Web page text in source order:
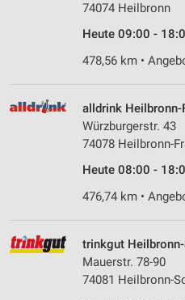
74074 Heilbronn
Heute 09:00 -
478,56 km •
alldrink Heilbronn-
Würzburgerstr. 43
74078 Heilbronn-
Heute 08:00 -
476,74 km •
trinkgut
Mauerstr. 78-90
74081 Heilbronn-